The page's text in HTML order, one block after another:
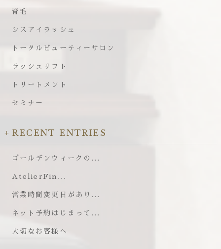
育毛
シスアイラッシュ
トータルビューティーサロン
ラッシュリフト
トリートメント
セミナー
RECENT ENTRIES
ゴールデンウィークの...
AtelierFin...
営業時間変更日があり...
ネット予約はじまって...
大切なお客様へ